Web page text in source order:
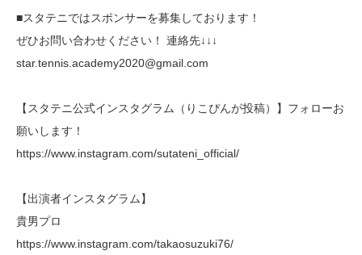
■スタテニではスポンサーを募集しております！
ぜひお問い合わせください！ 連絡先↓↓↓
star.tennis.academy2020@gmail.com
【スタテニ公式インスタグラム（りこぴんが投稿）】フォローお
願いします！
https://www.instagram.com/sutateni_official/
【出演者インスタグラム】
貴男プロ
https://www.instagram.com/takaosuzuki76/